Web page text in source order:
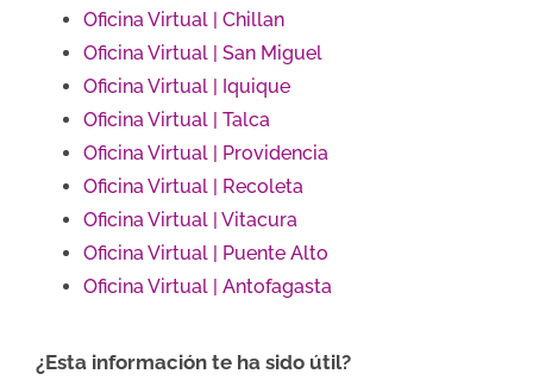
Oficina Virtual | Chillan
Oficina Virtual | San Miguel
Oficina Virtual | Iquique
Oficina Virtual | Talca
Oficina Virtual | Providencia
Oficina Virtual | Recoleta
Oficina Virtual | Vitacura
Oficina Virtual | Puente Alto
Oficina Virtual | Antofagasta
¿Esta información te ha sido útil?